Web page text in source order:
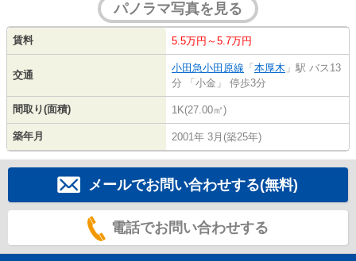
パノラマ写真を見る
賃料 5.5万円～5.7万円
交通
小田急小田原線 「 本厚木 」駅 バス13
分 「小金」 停歩3分
間取り(面積) 1K(27.00㎡)
築年月 2001年 3月(築25年)
メールでお問い合わせする(無料)
電話でお問い合わせする